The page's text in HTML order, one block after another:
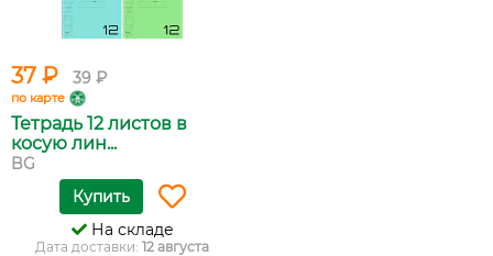
37 ₽ 39 ₽
по карте
Тетрадь 12 листов в
косую лин...
BG
Купить
На складе
Дата доставки: 12 августа